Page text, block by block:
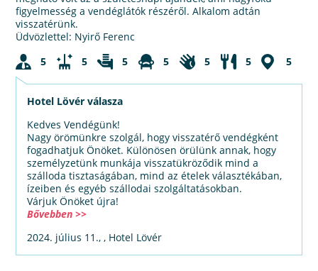
figyelmesség a vendéglátók részéről. Alkalom adtán
visszatérünk.
Üdvözlettel: Nyirő Ferenc
5
5 5 5 5 5 5
Hotel Lövér válasza
Kedves Vendégünk!
Nagy örömünkre szolgál, hogy visszatérő vendégként
fogadhatjuk Önöket. Különösen örülünk annak, hogy
személyzetünk munkája visszatükröződik mind a
szálloda tisztaságában, mind az ételek választékában,
ízeiben és egyéb szállodai szolgáltatásokban.
Várjuk Önöket újra!
Bővebben >>
2024. július 11., , Hotel Lövér